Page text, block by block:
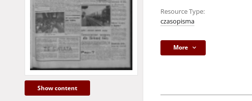
Show content
Resource Type:
czasopisma
More